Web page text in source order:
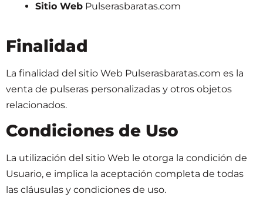
Sitio Web Pulserasbaratas.com
Finalidad
La finalidad del sitio Web Pulserasbaratas.com es la
venta de pulseras personalizadas y otros objetos
relacionados.
Condiciones de Uso
La utilización del sitio Web le otorga la condición de
Usuario, e implica la aceptación completa de todas
las cláusulas y condiciones de uso.